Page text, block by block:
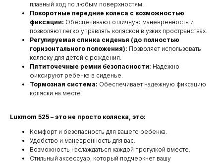
плавный ход по любым поверхностям.
Поворотные передние колеса с возможностью
фиксации: Обеспечивают отличную маневренность и
позволяют легко управлять коляской в узких пространствах.
Регулируемая спинка сиденья (до полностью
горизонтального положения): Позволяет использовать
коляску для детей с рождения.
Пятиточечные ремни безопасности: Надежно
фиксируют ребенка в сиденье.
Тормозная система: Обеспечивает надежную фиксацию
коляски на месте.
Luxmom 525 – это не просто коляска, это:
Комфорт и безопасность для вашего ребенка.
Удобство и маневренность для вас.
Возможность наслаждаться каждой прогулкой вместе.
Стильный аксессуар, который подчеркнет вашу